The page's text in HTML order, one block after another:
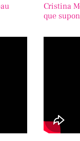
Cristina
que